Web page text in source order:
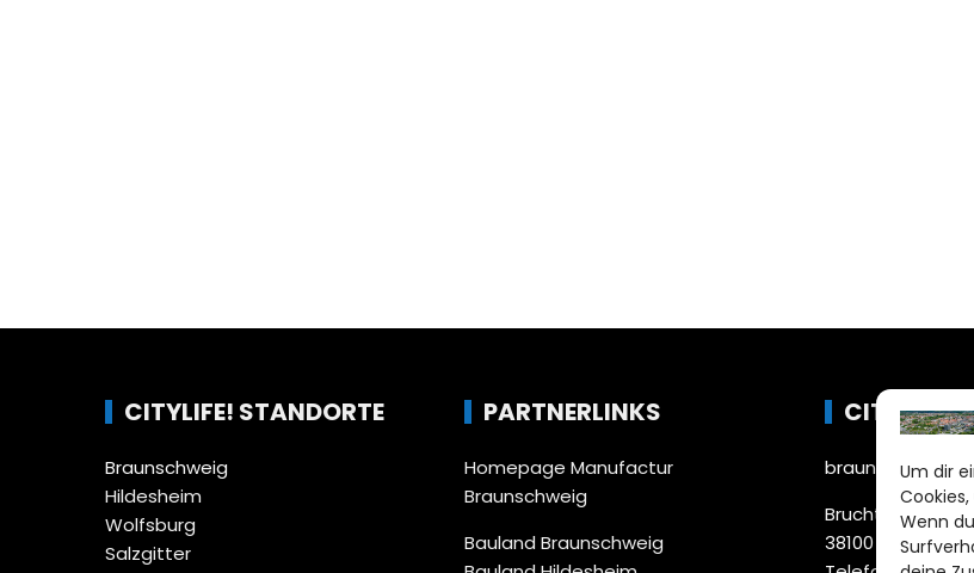
Um dir
Wenn
CITYLIFE! STANDORTE
Braunschweig
Hildesheim
Wolfsburg
Salzgitter
PARTNERLINKS
Homepage Manufactur
Braunschweig
Bauland Braunschweig
CITYLIFE!
Bruchtorwall 12
38100